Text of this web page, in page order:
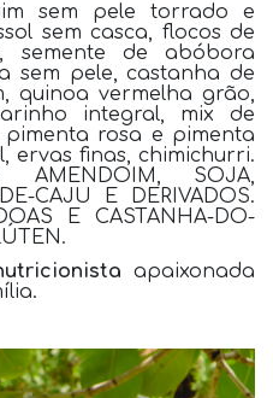
sem pele torrado e
sem casca, flocos de
semente de abóbora
sem pele, castanha de
quinoa vermelha grão,
integral, mix de
rosa e pimenta
ervas finas, chimichurri.
AMENDOIM, SOJA,
CAJU E DERIVADOS.
E CASTANHA-DO-
apaixonada